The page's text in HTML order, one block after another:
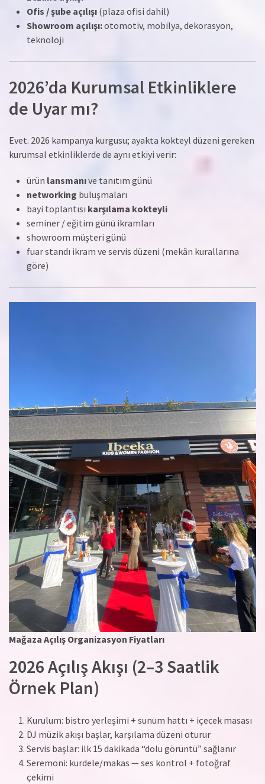
Ofis / şube açılışı (plaza ofisi dahil)
Showroom açılışı:otomotiv, mobilya, dekorasyon,
teknoloji
2026’da Kurumsal Etkinliklere
de Uyar mı?
Evet. 2026 kampanya kurgusu; ayakta kokteyl düzeni gereken
kurumsal etkinliklerde de aynı etkiyi verir:
ürün lansmanıve tanıtım günü
networking buluşmaları
bayi toplantısı karşılama kokteyli
seminer / eğitim günü ikramları
showroom müşteri günü
fuar standı ikram ve servis düzeni (mekân kurallarına
göre)
Mağaza Açılış Organizasyon Fiyatları
2026 Açılış Akışı (2–3 Saatlik
Örnek Plan)
Kurulum: bistro yerleşimi + sunum hattı + içecek masası
DJ müzik akışı başlar, karşılama düzeni oturur
Servis başlar: ilk 15 dakikada “dolu görüntü” sağlanır
Seremoni: kurdele/makas — ses kontrol + fotoğraf
çekimi